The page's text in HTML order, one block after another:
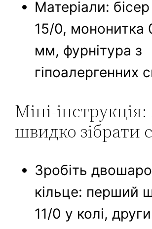
Матеріали: бісер
15/0, мононитка
мм, фурнітура з
гіпоалергенних
Міні-інструкція:
швидко зібрати
Зробіть
кільце: перший
11/0 у колі,